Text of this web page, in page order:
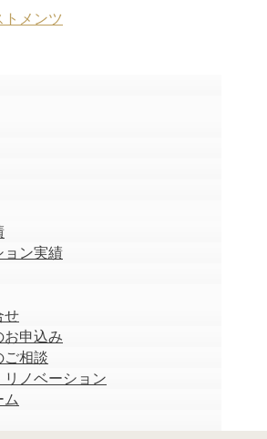
ョン実績
せ
申込み
相談
ノベーション
ム